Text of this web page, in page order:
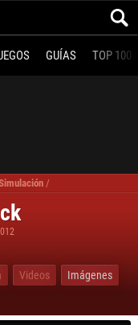
GUÍAS TOP 100
/
Videos
Imágenes